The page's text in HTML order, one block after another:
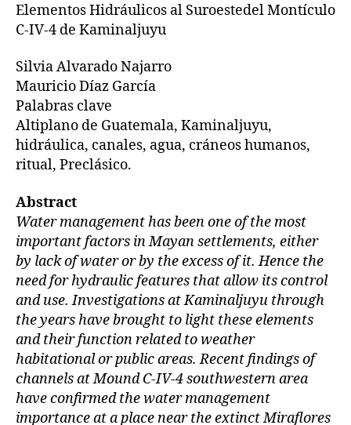
Elementos Hidráulicos al Suroestedel Montículo
C-IV-4 de Kaminaljuyu
Silvia Alvarado Najarro
Mauricio Díaz García
Palabras clave
Altiplano de Guatemala, Kaminaljuyu,
hidráulica, canales, agua, cráneos humanos,
ritual, Preclásico.
Abstract
Water management has been one of the most
important factors in Mayan settlements, either
by lack of water or by the excess of it. Hence the
need for hydraulic features that allow its control
and use. Investigations at Kaminaljuyu through
the years have brought to light these elements
and their function related to weather
habitational or public areas. Recent findings of
channels at Mound C-IV-4 southwestern area
have confirmed the water management
importance at a place near the extinct Miraflores